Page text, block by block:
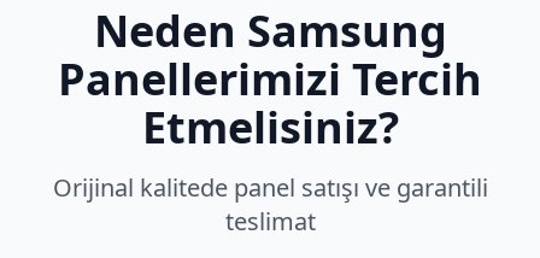
Neden Samsung
Panellerimizi Tercih
Etmelisiniz?
Orijinal kalitede panel satışı ve garantili
teslimat